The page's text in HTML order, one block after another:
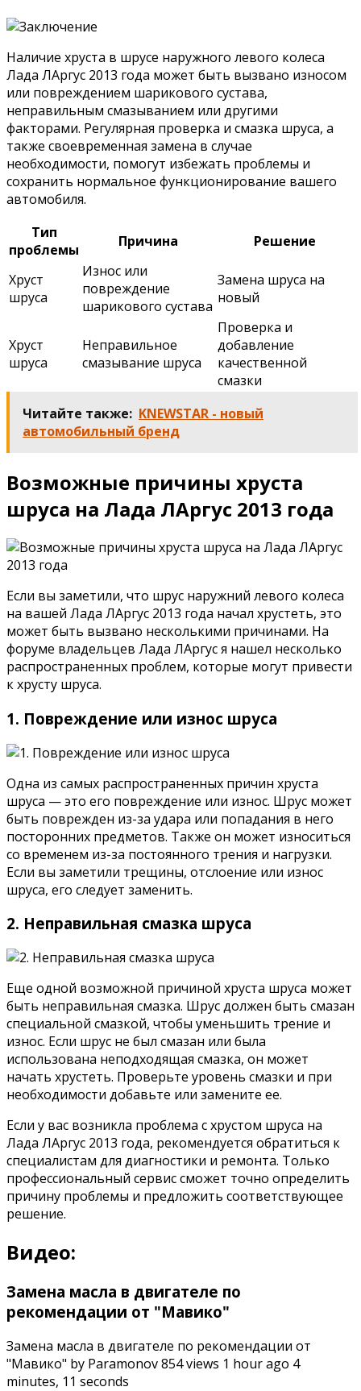
Наличие хруста в шрусе наружного левого колеса
Лада ЛАргус 2013 года может быть вызвано износом
или повреждением шарикового сустава,
неправильным смазыванием или другими
факторами. Регулярная проверка и смазка шруса, а
также своевременная замена в случае
необходимости, помогут избежать проблемы и
сохранить нормальное функционирование вашего
автомобиля.
Тип
проблемы
Причина Решение
Хруст
шруса
Износ или
повреждение
шарикового сустава
Замена шруса на
новый
Хруст
шруса
Неправильное
смазывание шруса
Проверка и
добавление
качественной
смазки
Читайте также: KNEWSTAR - новый
автомобильный бренд
Возможные причины хруста
шруса на Лада ЛАргус 2013 года
Если вы заметили, что шрус наружний левого колеса
на вашей Лада ЛАргус 2013 года начал хрустеть, это
может быть вызвано несколькими причинами. На
форуме владельцев Лада ЛАргус я нашел несколько
распространенных проблем, которые могут привести
к хрусту шруса.
1. Повреждение или износ шруса
Одна из самых распространенных причин хруста
шруса — это его повреждение или износ. Шрус может
быть поврежден из-за удара или попадания в него
посторонних предметов. Также он может износиться
со временем из-за постоянного трения и нагрузки.
Если вы заметили трещины, отслоение или износ
шруса, его следует заменить.
2. Неправильная смазка шруса
Еще одной возможной причиной хруста шруса может
быть неправильная смазка. Шрус должен быть смазан
специальной смазкой, чтобы уменьшить трение и
износ. Если шрус не был смазан или была
использована неподходящая смазка, он может
начать хрустеть. Проверьте уровень смазки и при
необходимости добавьте или замените ее.
Если у вас возникла проблема с хрустом шруса на
Лада ЛАргус 2013 года, рекомендуется обратиться к
специалистам для диагностики и ремонта. Только
профессиональный сервис сможет точно определить
причину проблемы и предложить соответствующее
решение.
Видео:
Замена масла в двигателе по
рекомендации от "Мавико"
Замена масла в двигателе по рекомендации от
"Мавико" by Paramonov 854 views 1 hour ago 4
minutes, 11 seconds